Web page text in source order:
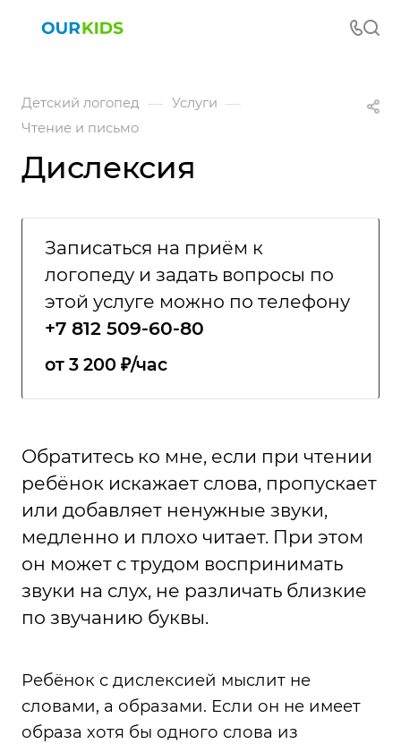
Детский логопед — Услуги —
Чтение и письмо
Дислексия
Записаться на приём к
логопеду и задать вопросы по
этой услуге можно по телефону
+7 812 509-60-80
от 3 200 ₽/час
Обратитесь ко мне, если при чтении
ребёнок искажает слова, пропускает
или добавляет ненужные звуки,
медленно и плохо читает. При этом
он может с трудом воспринимать
звуки на слух, не различать близкие
по звучанию буквы.
Ребёнок с дислексией мыслит не
словами, а образами. Если он не имеет
образа хотя бы одного слова из